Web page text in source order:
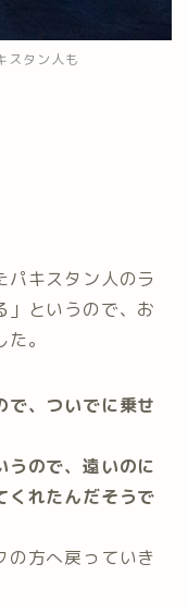
スタン人も
パキスタン人のラ
」というので、お
。
で、ついでに乗せ
うので、遠いのに
くれたんだそうで
の方へ戻っていき